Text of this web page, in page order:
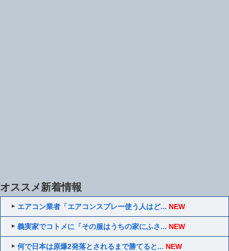
オススメ新着情報
エアコン業者「エアコンスプレー使う人はど... NEW
義実家でコトメに「その服はうちの家にふさ... NEW
何で日本は原爆2発落とされるまで勝てると... NEW